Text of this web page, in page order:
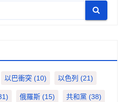
以巴衝突 (10) 以色列 (21)
俄羅斯 (15) 共和黨 (38)